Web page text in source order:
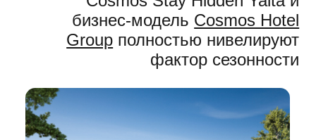
ПОЛУЧИТЕ ПРЕЗЕНТАЦИЮ
С ИНВЕСТИЦИОННЫМ
ПРЕДЛОЖЕНИЕМ